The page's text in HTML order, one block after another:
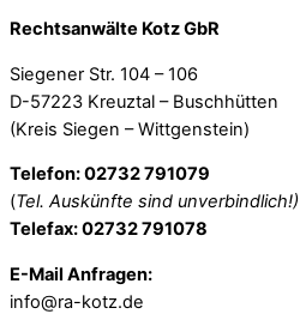
Rechtsanwälte Kotz GbR
Siegener Str. 104 – 106
D-57223 Kreuztal – Buschhütten
(Kreis Siegen – Wittgenstein)
Telefon: 02732 791079
(Tel. Auskünfte sind unverbindlich!)
Telefax: 02732 791078
E-Mail Anfragen:
info@ra-kotz.de